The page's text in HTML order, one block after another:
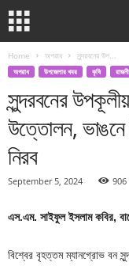
Home অপরাধ সুন্দরবনের উপ...
অপরাধ উপজেলার খবর কৃষি
সুন্দরবনের
উত্তোলন, ভাঙনে
নিরব
September 5, 2024 906
এস.এম. সাইফুল ইসলাম কবির,
বিশ্বের বৃহত্তম ম্যানগ্রোভ বন